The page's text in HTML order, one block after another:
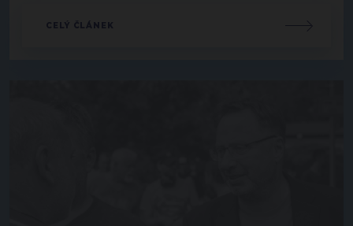
CELÝ ČLÁNEK